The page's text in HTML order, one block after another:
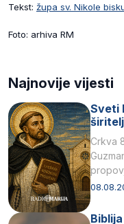
Tekst: župa sv. Nikole
Foto: arhiva RM
Najnovije vijesti
Sveti
Crkva
Svojim